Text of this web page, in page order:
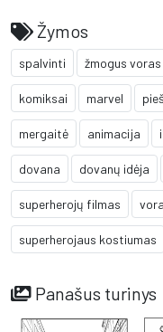
Žymos
spalvinti žmogus voras
komiksai marvel
mergaitė animacija
dovana dovanų idėja
superherojų filmas
superherojaus kostiumas
Panašus turinys